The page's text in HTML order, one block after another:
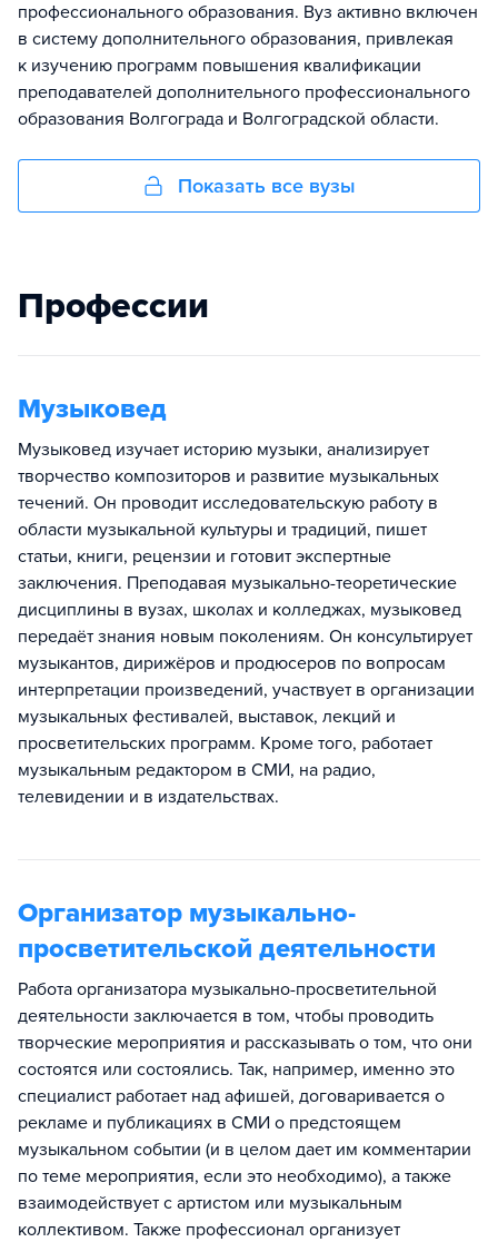
профессионального образования. Вуз активно включен
в систему дополнительного образования, привлекая
к изучению программ повышения квалификации
преподавателей дополнительного профессионального
образования Волгограда и Волгоградской области.
Показать все вузы
Профессии
Музыковед
Музыковед изучает историю музыки, анализирует
творчество композиторов и развитие музыкальных
течений. Он проводит исследовательскую работу в
области музыкальной культуры и традиций, пишет
статьи, книги, рецензии и готовит экспертные
заключения. Преподавая музыкально-теоретические
дисциплины в вузах, школах и колледжах, музыковед
передаёт знания новым поколениям. Он консультирует
музыкантов, дирижёров и продюсеров по вопросам
интерпретации произведений, участвует в организации
музыкальных фестивалей, выставок, лекций и
просветительских программ. Кроме того, работает
музыкальным редактором в СМИ, на радио,
телевидении и в издательствах.
Организатор музыкально-
просветительской деятельности
Работа организатора музыкально-просветительной
деятельности заключается в том, чтобы проводить
творческие мероприятия и рассказывать о том, что они
состоятся или состоялись. Так, например, именно это
специалист работает над афишей, договаривается о
рекламе и публикациях в СМИ о предстоящем
музыкальном событии (и в целом дает им комментарии
по теме мероприятия, если это необходимо), а также
взаимодействует с артистом или музыкальным
коллективом. Также профессионал организует